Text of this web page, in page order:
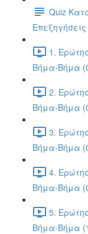
Quiz
Επεξηγήσεις
1.
Βήμα-Βήμα
2.
Βήμα-Βήμα
3.
Βήμα-Βήμα
4.
Βήμα-Βήμα
5.
Βήμα-Βήμα